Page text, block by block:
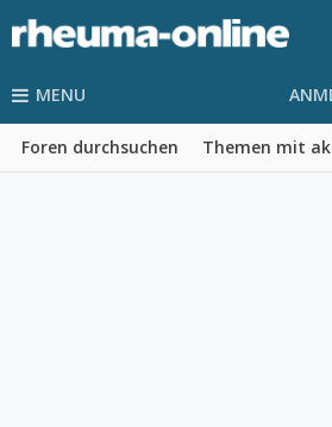
MENU
Foren durchsuchen Themen mit